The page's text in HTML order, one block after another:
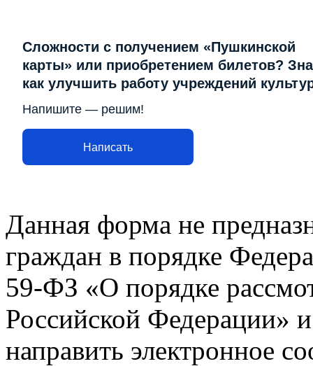
Сложности с получением «Пушкинской
карты» или приобретением билетов?
как улучшить работу учреждений
Напишите — решим!
Написать
Данная форма не
граждан в порядке
59-ФЗ «О порядке
Российской Федерации»
направить электронное